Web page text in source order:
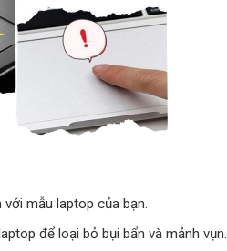
mẫu laptop của bạn.
để loại bỏ bụi bẩn và mảnh vụn.